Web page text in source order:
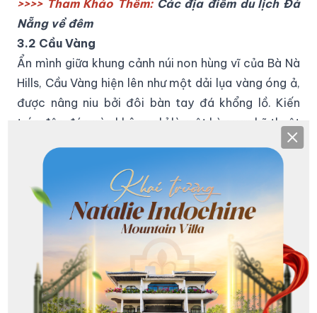
>>>> Tham Khảo Thêm:Các địa điểm du lịch Đà
Nẵng về đêm
3.2 Cầu Vàng
Ẩn mình giữa khung cảnh núi non hùng vĩ của Bà Nà
Hills, Cầu Vàng hiện lên như một dải lụa vàng óng ả,
được nâng niu bởi đôi bàn tay đá khổng lồ. Kiến
trúc độc đáo này không chỉ là một kỳ quan kỹ thuật
mà còn là một tác phẩm nghệ thuật, nơi hòa quyện
giữa vẻ đẹp thiên nhiên và sự sáng tạo của con
người. Từ vị trí trên cầu, du khách có thể phóng tầm
mắt chiêm ngưỡng bức tranh toàn cảnh của núi
rừng trùng điệp, trải dài đến tận đường chân trời,
nơi biển cả và bầu trời hòa làm một.
Khi hoàng hôn buông xuống, Cầu Vàng khoác lên
mình một vẻ đẹp huyền ảo, lung linh như chốn tiên
cảnh. Những tia nắng cuối ngày nhuộm vàng cả